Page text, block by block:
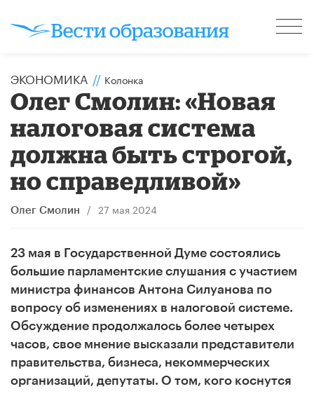
ЭКОНОМИКА // Колонка
​Олег Смолин: «Новая
налоговая система
должна быть строгой,
но справедливой»
Олег Смолин / 27 мая 2024
23 мая в Государственной Думе состоялись
большие парламентские слушания с участием
министра финансов Антона Силуанова по
вопросу об изменениях в налоговой системе.
Обсуждение продолжалось более четырех
часов, свое мнение высказали представители
правительства, бизнеса, некоммерческих
организаций, депутаты. О том, кого коснутся